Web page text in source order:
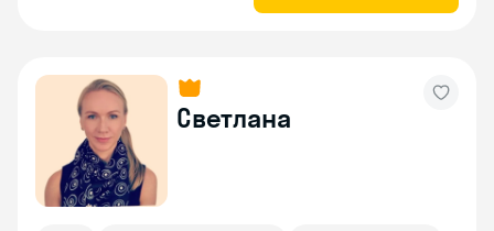
Светлана